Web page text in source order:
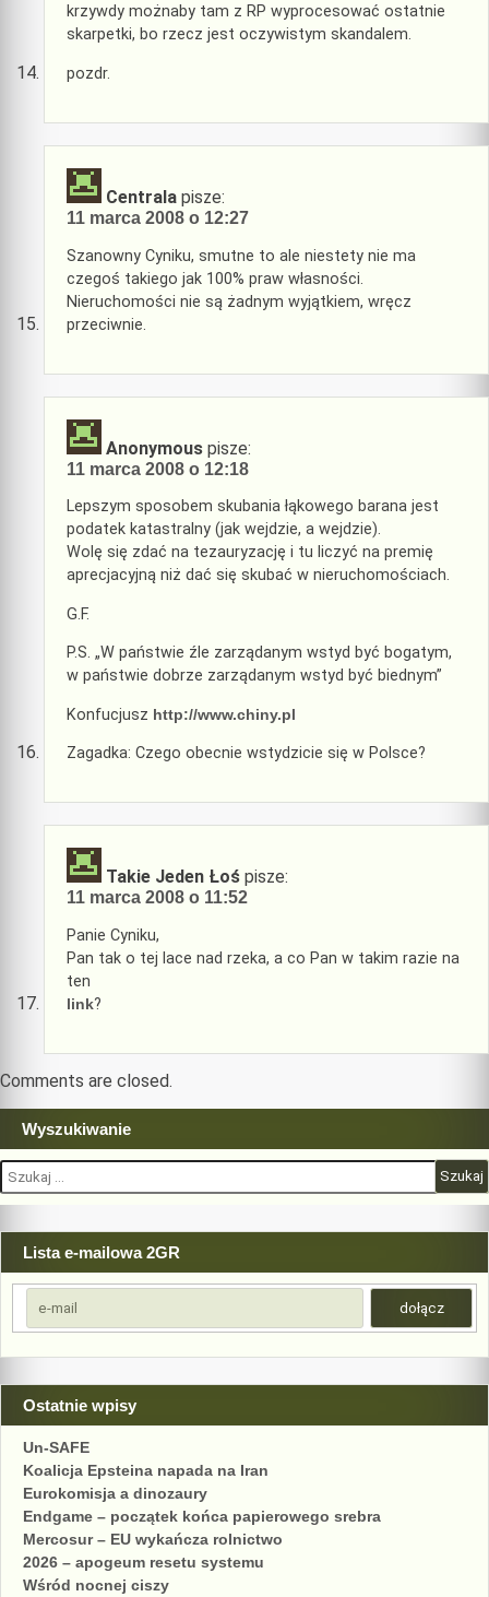
krzywdy możnaby tam z RP wyprocesować ostatnie
skarpetki, bo rzecz jest oczywistym skandalem.
pozdr.
Centrala pisze:
11 marca 2008 o 12:27
Szanowny Cyniku, smutne to ale niestety nie ma
czegoś takiego jak 100% praw własności.
Nieruchomości nie są żadnym wyjątkiem, wręcz
przeciwnie.
Anonymous pisze:
11 marca 2008 o 12:18
Lepszym sposobem skubania łąkowego barana jest
podatek katastralny (jak wejdzie, a wejdzie).
Wolę się zdać na tezauryzację i tu liczyć na premię
aprecjacyjną niż dać się skubać w nieruchomościach.
G.F.
P.S. „W państwie źle zarządanym wstyd być bogatym,
w państwie dobrze zarządanym wstyd być biednym”
Konfucjusz http://www.chiny.pl
Zagadka: Czego obecnie wstydzicie się w Polsce?
Takie Jeden Łoś pisze:
11 marca 2008 o 11:52
Panie Cyniku,
Pan tak o tej lace nad rzeka, a co Pan w takim razie na
ten
link?
Comments are closed.
Wyszukiwanie
Szukaj:
Lista e-mailowa 2GR
Ostatnie wpisy
Un-SAFE
Koalicja Epsteina napada na Iran
Eurokomisja a dinozaury
Endgame – początek końca papierowego srebra
Mercosur – EU wykańcza rolnictwo
2026 – apogeum resetu systemu
Wśród nocnej ciszy